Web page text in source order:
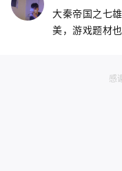
大秦帝国之七
美，游戏题材也
感